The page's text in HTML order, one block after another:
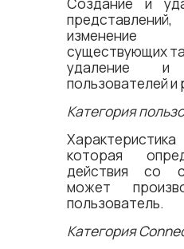
изменение
существующих
удаление и
пользователей и
Категория
которая
действия со
может
пользователь.
Категория